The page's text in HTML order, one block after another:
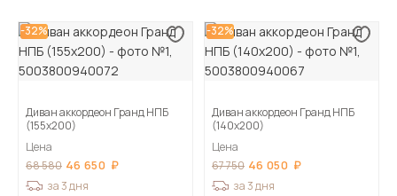
-32%
Диван аккордеон Гранд НПБ
(155х200)
Цена
68 580 46 650
за 3 дня
-32%
Диван аккордеон Гранд НПБ
(140х200)
Цена
67 750 46 050
за 3 дня